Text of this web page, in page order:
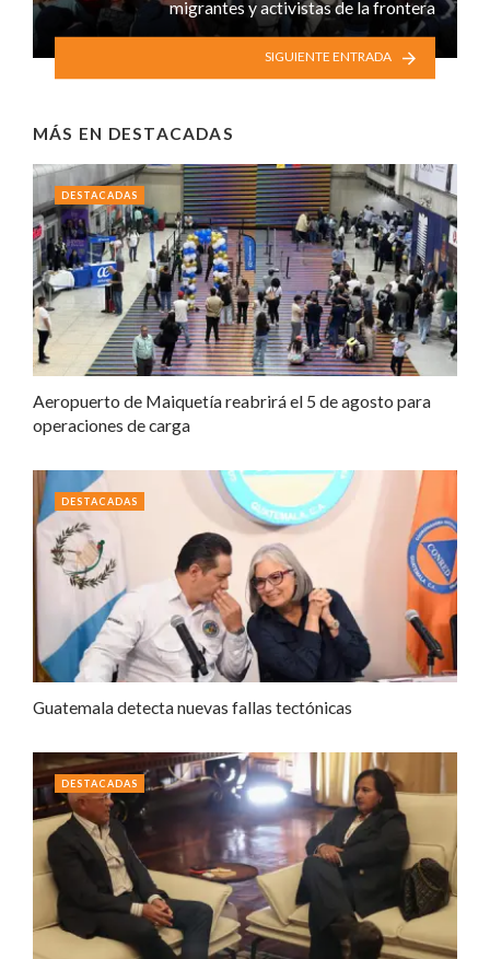
migrantes y activistas de la frontera
SIGUIENTE ENTRADA
MÁS EN DESTACADAS
Aeropuerto de Maiquetía reabrirá el 5 de agosto para
operaciones de carga
DESTACADAS
Guatemala detecta nuevas fallas tectónicas
DESTACADAS
DESTACADAS